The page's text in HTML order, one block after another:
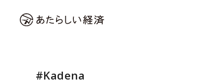
#Kadena